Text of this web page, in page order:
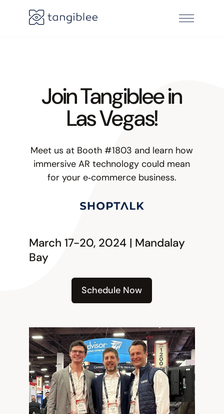
Join Tangiblee in
Las Vegas!
Meet us at Booth #1803 and learn how
immersive AR technology could mean
for your e‑commerce business.
March 17-20, 2024 | Mandalay
Bay
Schedule Now